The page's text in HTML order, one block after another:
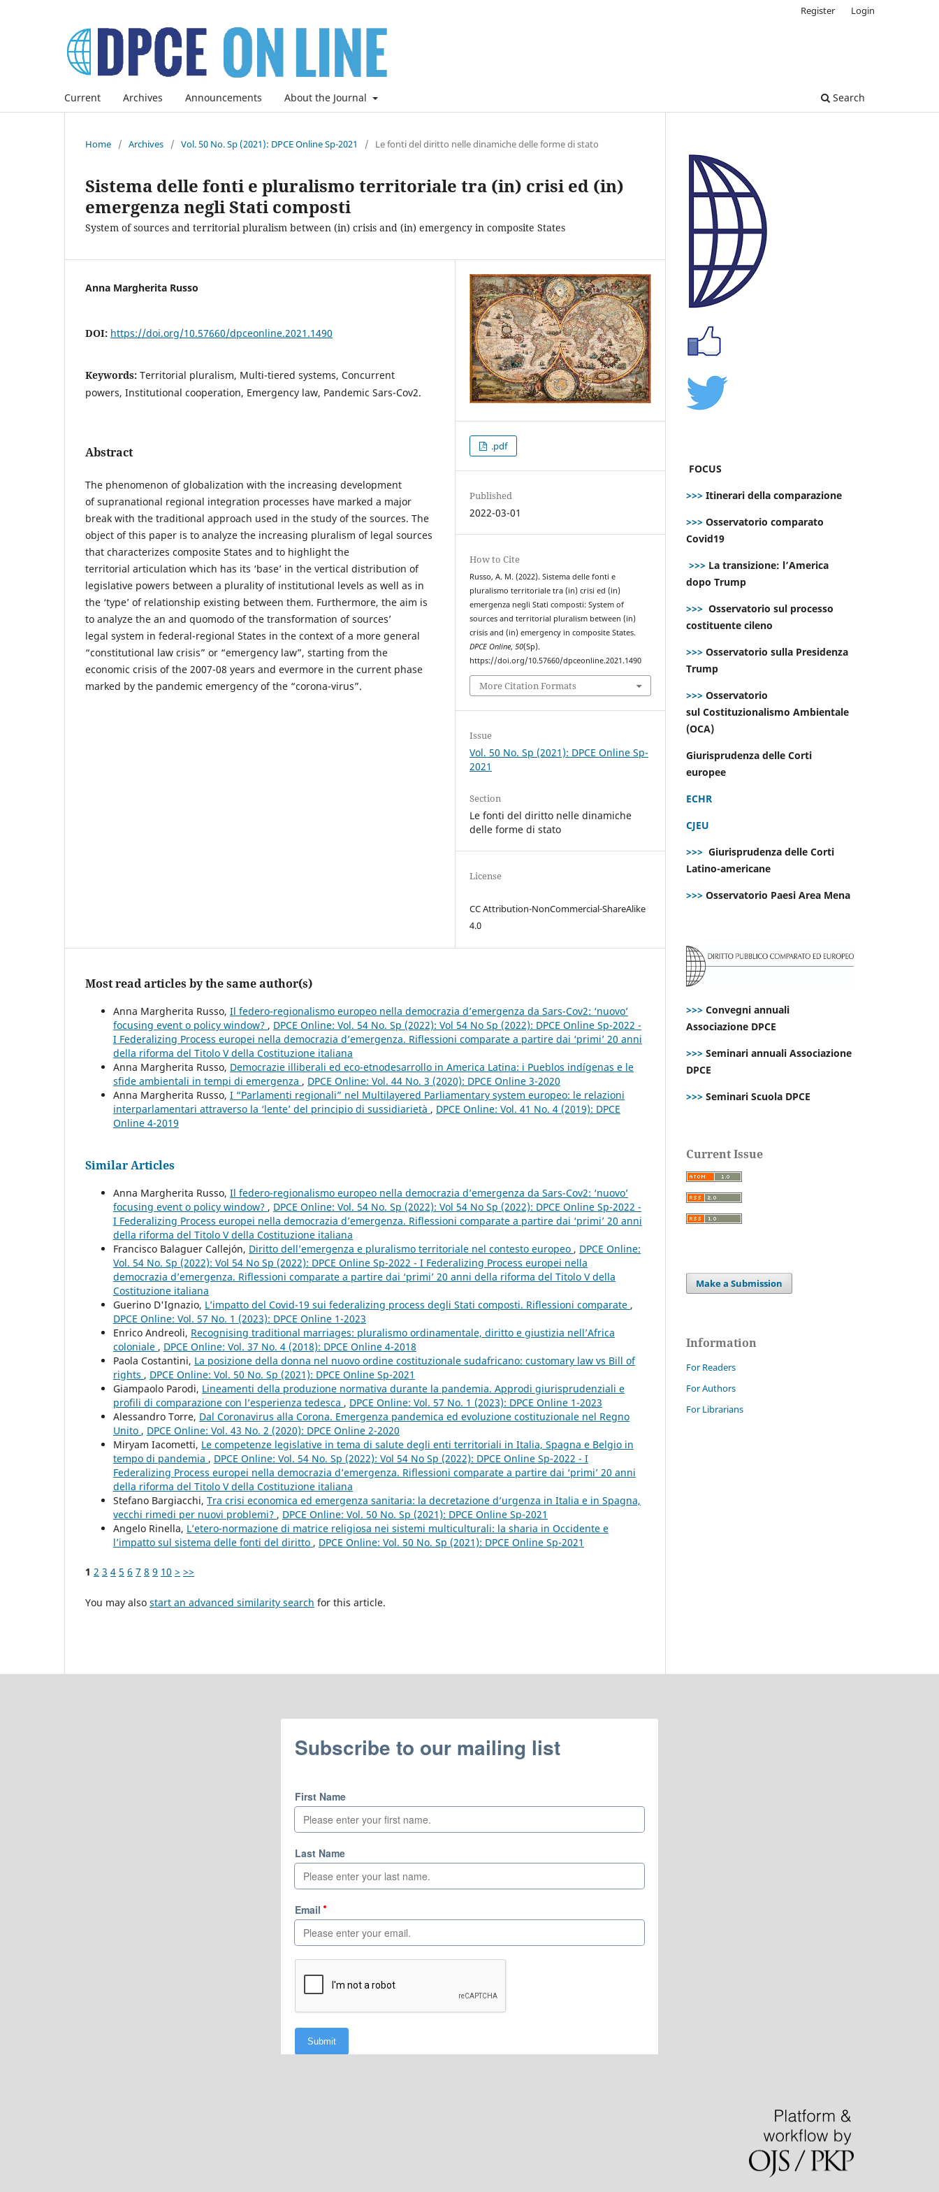
Current Archives Announcements About the Journal Search
Register Login
Home / Archives / Vol. 50 No. Sp (2021): DPCE Online Sp-2021 / Le fonti del diritto nelle dinamiche delle forme di stato
Sistema delle fonti e pluralismo territoriale tra (in) crisi ed (in)
emergenza negli Stati composti
System of sources and territorial pluralism between (in) crisis and (in) emergency in composite States
Anna Margherita Russo
DOI: https://doi.org/10.57660/dpceonline.2021.1490
Keywords: Territorial pluralism, Multi-tiered systems, Concurrent
powers, Institutional cooperation, Emergency law, Pandemic Sars-Cov2.
Abstract
The phenomenon of globalization with the increasing development
of supranational regional integration processes have marked a major
break with the traditional approach used in the study of the sources. The
object of this paper is to analyze the increasing pluralism of legal sources
that characterizes composite States and to highlight the
territorial articulation which has its ‘base’ in the vertical distribution of
legislative powers between a plurality of institutional levels as well as in
the ‘type’ of relationship existing between them. Furthermore, the aim is
to analyze the an and quomodo of the transformation of sources’
legal system in federal-regional States in the context of a more general
“constitutional law crisis” or “emergency law”, starting from the
economic crisis of the 2007-08 years and evermore in the current phase
marked by the pandemic emergency of the “corona-virus”.
.pdf
Published
2022-03-01
How to Cite
Russo, A. M. (2022). Sistema delle fonti e
pluralismo territoriale tra (in) crisi ed (in)
emergenza negli Stati composti: System of
sources and territorial pluralism between (in)
crisis and (in) emergency in composite States.
DPCE Online,50(Sp).
https://doi.org/10.57660/dpceonline.2021.1490
More Citation Formats
Issue
Vol. 50 No. Sp (2021): DPCE Online Sp-
2021
Section
Le fonti del diritto nelle dinamiche
delle forme di stato
License
CC Attribution-NonCommercial-ShareAlike
4.0
Most read articles by the same author(s)
Anna Margherita Russo, Il federo-regionalismo europeo nella democrazia d’emergenza da Sars-Cov2: ‘nuovo’
focusing event o policy window? , DPCE Online: Vol. 54 No. Sp (2022): Vol 54 No Sp (2022): DPCE Online Sp-2022 -
I Federalizing Process europei nella democrazia d’emergenza. Riflessioni comparate a partire dai ‘primi’ 20 anni
della riforma del Titolo V della Costituzione italiana
Anna Margherita Russo, Democrazie illiberali ed eco-etnodesarrollo in America Latina: i Pueblos indígenas e le
sfide ambientali in tempi di emergenza , DPCE Online: Vol. 44 No. 3 (2020): DPCE Online 3-2020
Anna Margherita Russo, I “Parlamenti regionali” nel Multilayered Parliamentary system europeo: le relazioni
interparlamentari attraverso la ‘lente’ del principio di sussidiarietà , DPCE Online: Vol. 41 No. 4 (2019): DPCE
Online 4-2019
Similar Articles
Anna Margherita Russo, Il federo-regionalismo europeo nella democrazia d’emergenza da Sars-Cov2: ‘nuovo’
focusing event o policy window? , DPCE Online: Vol. 54 No. Sp (2022): Vol 54 No Sp (2022): DPCE Online Sp-2022 -
I Federalizing Process europei nella democrazia d’emergenza. Riflessioni comparate a partire dai ‘primi’ 20 anni
della riforma del Titolo V della Costituzione italiana
Francisco Balaguer Callejón, Diritto dell’emergenza e pluralismo territoriale nel contesto europeo , DPCE Online:
Vol. 54 No. Sp (2022): Vol 54 No Sp (2022): DPCE Online Sp-2022 - I Federalizing Process europei nella
democrazia d’emergenza. Riflessioni comparate a partire dai ‘primi’ 20 anni della riforma del Titolo V della
Costituzione italiana
Guerino D'Ignazio, L’impatto del Covid-19 sui federalizing process degli Stati composti. Riflessioni comparate ,
DPCE Online: Vol. 57 No. 1 (2023): DPCE Online 1-2023
Enrico Andreoli, Recognising traditional marriages: pluralismo ordinamentale, diritto e giustizia nell’Africa
coloniale , DPCE Online: Vol. 37 No. 4 (2018): DPCE Online 4-2018
Paola Costantini, La posizione della donna nel nuovo ordine costituzionale sudafricano: customary law vs Bill of
rights , DPCE Online: Vol. 50 No. Sp (2021): DPCE Online Sp-2021
Giampaolo Parodi, Lineamenti della produzione normativa durante la pandemia. Approdi giurisprudenziali e
profili di comparazione con l’esperienza tedesca , DPCE Online: Vol. 57 No. 1 (2023): DPCE Online 1-2023
Alessandro Torre, Dal Coronavirus alla Corona. Emergenza pandemica ed evoluzione costituzionale nel Regno
Unito , DPCE Online: Vol. 43 No. 2 (2020): DPCE Online 2-2020
Miryam Iacometti, Le competenze legislative in tema di salute degli enti territoriali in Italia, Spagna e Belgio in
tempo di pandemia , DPCE Online: Vol. 54 No. Sp (2022): Vol 54 No Sp (2022): DPCE Online Sp-2022 - I
Federalizing Process europei nella democrazia d’emergenza. Riflessioni comparate a partire dai ‘primi’ 20 anni
della riforma del Titolo V della Costituzione italiana
Stefano Bargiacchi, Tra crisi economica ed emergenza sanitaria: la decretazione d’urgenza in Italia e in Spagna,
vecchi rimedi per nuovi problemi? , DPCE Online: Vol. 50 No. Sp (2021): DPCE Online Sp-2021
Angelo Rinella, L’etero-normazione di matrice religiosa nei sistemi multiculturali: la sharia in Occidente e
l’impatto sul sistema delle fonti del diritto , DPCE Online: Vol. 50 No. Sp (2021): DPCE Online Sp-2021
1 2 3 4 5 6 7 8 9 10 > >>
You may also start an advanced similarity search for this article.
FOCUS
>>> Itinerari della comparazione
>>> Osservatorio comparato
Covid19
>>> La transizione: l’America
dopo Trump
>>> Osservatorio sul processo
costituente cileno
>>> Osservatorio sulla Presidenza
Trump
>>> Osservatorio
sul Costituzionalismo Ambientale
(OCA)
Giurisprudenza delle Corti
europee
ECHR
CJEU
>>> Giurisprudenza delle Corti
Latino-americane
>>> Osservatorio Paesi Area Mena
>>> Convegni annuali
Associazione DPCE
>>> Seminari annuali Associazione
DPCE
>>> Seminari Scuola DPCE
Current Issue
Make a Submission
Information
For Readers
For Authors
For Librarians